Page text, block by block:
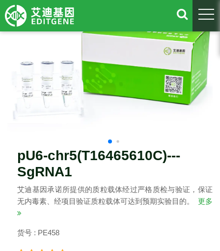
pU6-chr5(T16465610C)---
SgRNA1
艾迪基因承诺所提供的质粒载体经过严格质检与验证，保证
无内毒素、经项目验证质粒载体可达到预期实验目的。
更多
货号 : PE458